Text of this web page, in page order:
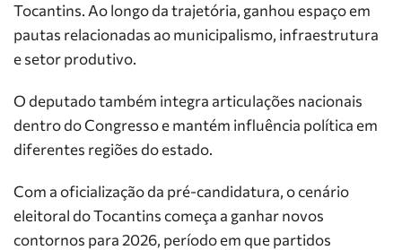
Tocantins. Ao longo da trajetória, ganhou espaço em
pautas relacionadas ao municipalismo, infraestrutura
e setor produtivo.
O deputado também integra articulações nacionais
dentro do Congresso e mantém influência política em
diferentes regiões do estado.
Com a oficialização da pré-candidatura, o cenário
eleitoral do Tocantins começa a ganhar novos
contornos para 2026, período em que partidos